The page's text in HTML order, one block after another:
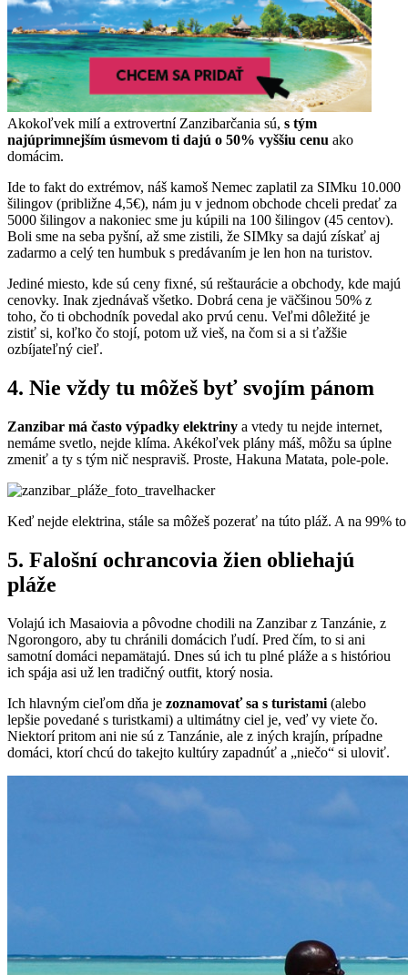
Akokoľvek milí a extrovertní Zanzibarčania sú, s tým
najúprimnejším úsmevom ti dajú o 50% vyššiu cenu ako
domácim.
Ide to fakt do extrémov, náš kamoš Nemec zaplatil za SIMku 10.000
šilingov (približne 4,5€), nám ju v jednom obchode chceli predať za
5000 šilingov a nakoniec sme ju kúpili na 100 šilingov (45 centov).
Boli sme na seba pyšní, až sme zistili, že SIMky sa dajú získať aj
zadarmo a celý ten humbuk s predávaním je len hon na turistov.
Jediné miesto, kde sú ceny fixné, sú reštaurácie a obchody, kde majú
cenovky. Inak zjednávaš všetko. Dobrá cena je väčšinou 50% z
toho, čo ti obchodník povedal ako prvú cenu. Veľmi dôležité je
zistiť si, koľko čo stojí, potom už vieš, na čom si a si ťažšie
ozbíjateľný cieľ.
4. Nie vždy tu môžeš byť svojím pánom
Zanzibar má často výpadky elektriny a vtedy tu nejde internet,
nemáme svetlo, nejde klíma. Akékoľvek plány máš, môžu sa úplne
zmeniť a ty s tým nič nespraviš. Proste, Hakuna Matata, pole-pole.
Keď nejde elektrina, stále sa môžeš pozerať na túto pláž. A na 99%
5. Falošní ochrancovia žien obliehajú
pláže
Volajú ich Masaiovia a pôvodne chodili na Zanzibar z Tanzánie, z
Ngorongoro, aby tu chránili domácich ľudí. Pred čím, to si ani
samotní domáci nepamätajú. Dnes sú ich tu plné pláže a s históriou
ich spája asi už len tradičný outfit, ktorý nosia.
Ich hlavným cieľom dňa je zoznamovať sa s turistami (alebo
lepšie povedané s turistkami) a ultimátny ciel je, veď vy viete čo.
Niektorí pritom ani nie sú z Tanzánie, ale z iných krajín, prípadne
domáci, ktorí chcú do takejto kultúry zapadnúť a „niečo“ si uloviť.